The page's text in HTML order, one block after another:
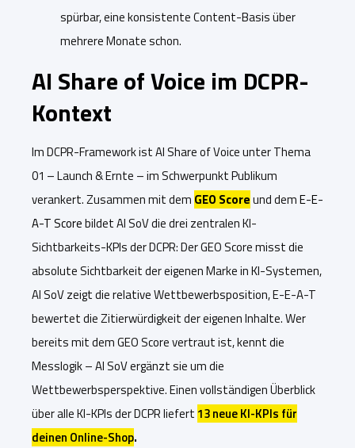
spürbar, eine konsistente Content-Basis über
mehrere Monate schon.
AI Share of Voice im DCPR-
Kontext
Im DCPR-Framework ist AI Share of Voice unter Thema
01 – Launch & Ernte – im Schwerpunkt Publikum
verankert. Zusammen mit dem GEO Scoreund demE-E-
A-T Scorebildet AI SoV die drei zentralen KI-
Sichtbarkeits-KPIs der DCPR: Der GEO Score misst die
absolute Sichtbarkeit der eigenen Marke in KI-Systemen,
AI SoV zeigt die relative Wettbewerbsposition, E-E-A-T
bewertet die Zitierwürdigkeit der eigenen Inhalte. Wer
bereits mit dem GEO Score vertraut ist, kennt die
Messlogik – AI SoV ergänzt sie um die
Wettbewerbsperspektive. Einen vollständigen Überblick
über alle KI-KPIs der DCPR liefert 13 neue KI-KPIs für
deinen Online-Shop.